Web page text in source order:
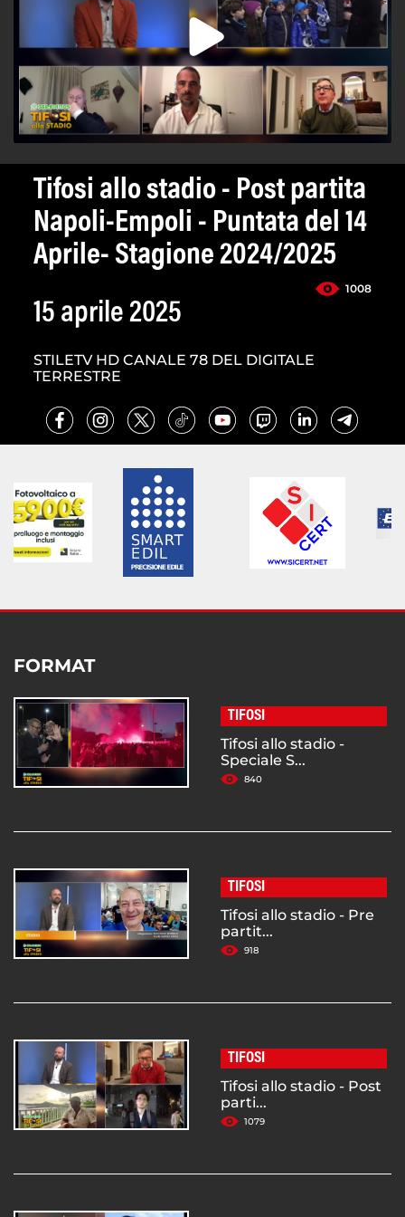
Tifosi allo stadio - Post partita
Napoli-Empoli - Puntata del 14
Aprile- Stagione 2024/2025
1008
15 aprile 2025
STILETV HD CANALE 78 DEL DIGITALE
TERRESTRE
FORMAT
TIFOSI
Tifosi allo stadio -
Speciale S...
840
TIFOSI
Tifosi allo stadio - Pre
partit...
918
TIFOSI
Tifosi allo stadio - Post
parti...
1079